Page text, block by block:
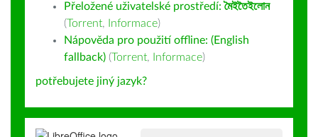
Přeložené uživatelské prostředí:মৈইতৈইলোন
(Torrent, Informace)
Nápověda pro použití offline: (English
fallback) (Torrent, Informace)
potřebujete jiný jazyk?